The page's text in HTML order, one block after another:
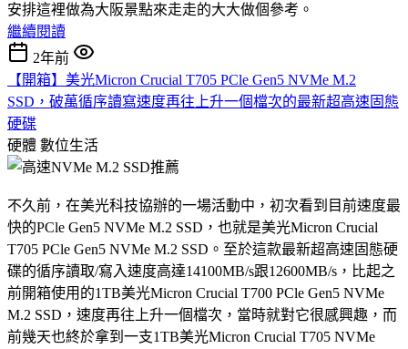
安排這裡做為大阪景點來走走的大大做個參考。
繼續閱讀
2年前
【開箱】美光Micron Crucial T705 PCle Gen5 NVMe M.2
SSD，破萬循序讀寫速度再往上升一個檔次的最新超高速固態
硬碟
硬體 數位生活
不久前，在美光科技協辦的一場活動中，初次看到目前速度最
快的PCle Gen5 NVMe M.2 SSD，也就是美光Micron Crucial
T705 PCle Gen5 NVMe M.2 SSD。至於這款最新超高速固態硬
碟的循序讀取/寫入速度高達14100MB/s跟12600MB/s，比起之
前開箱使用的1TB美光Micron Crucial T700 PCle Gen5 NVMe
M.2 SSD，速度再往上升一個檔次，當時就對它很感興趣，而
前幾天也終於拿到一支1TB美光Micron Crucial T705 NVMe